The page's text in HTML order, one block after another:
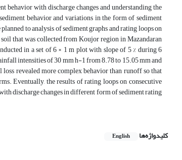
behavior with discharge changes and understanding the
behavior and variations in the form of sediment
to analysis of sediment graphs and rating loops on
that was collected from Koujor region in Mazandaran
in a set of 6 × 1 m plot with slope of 5 % during 6
intensities of 30 mm h-1 from 8.78 to 15.05 mm and
revealed more complex behavior than runoff so that
Eventually, the results of rating loops on consecutive
discharge changes in different form of sediment rating
کلیدواژه‌ها English